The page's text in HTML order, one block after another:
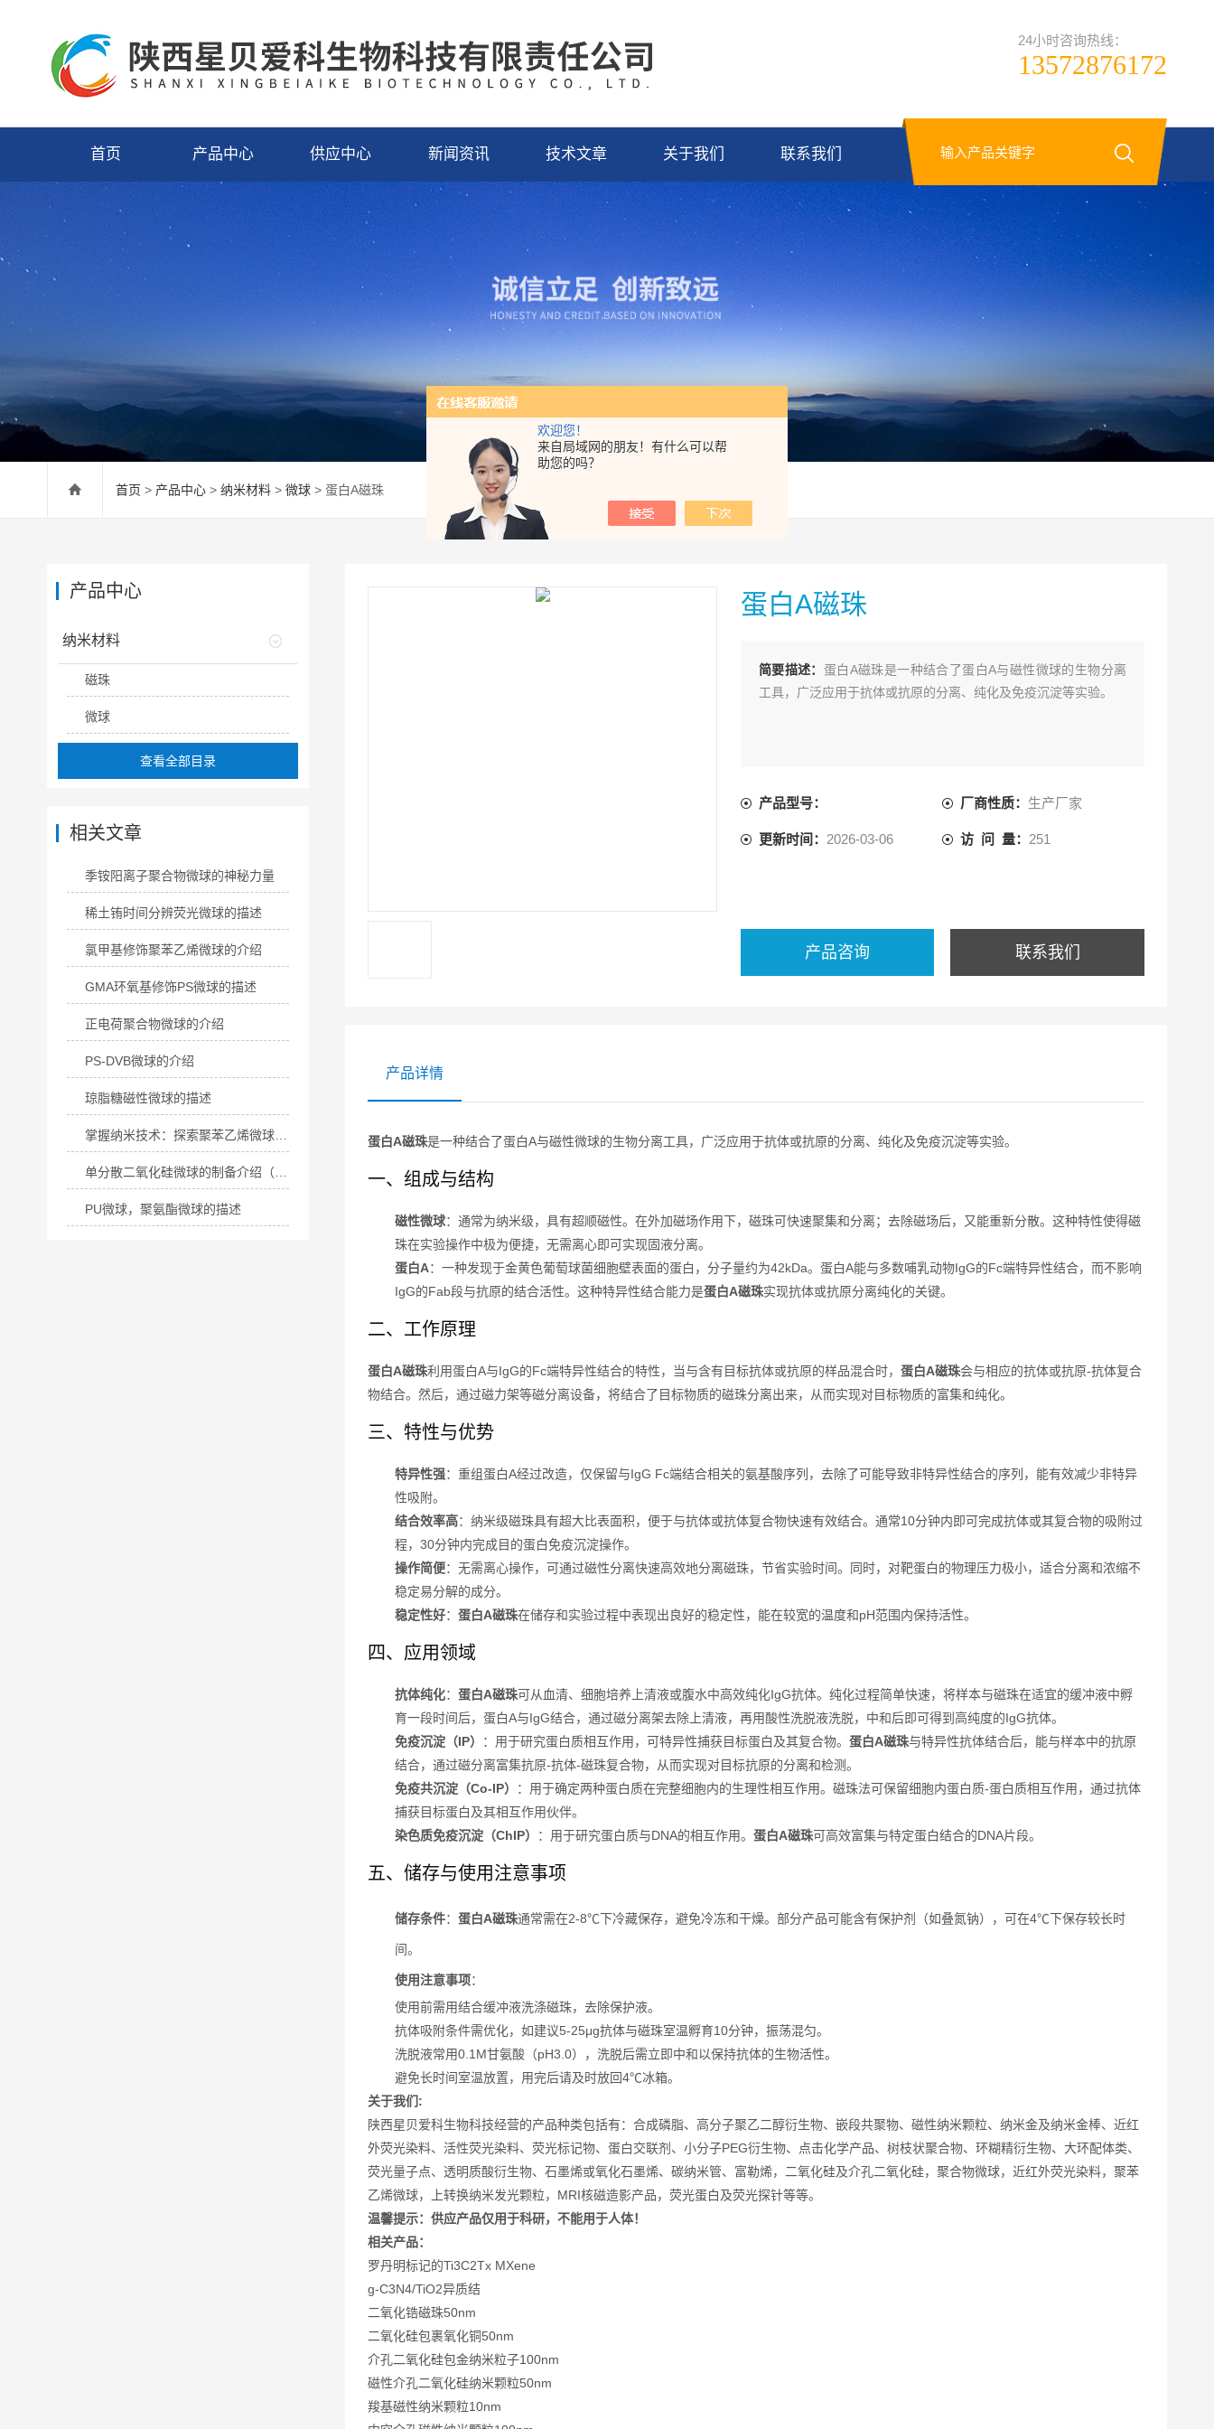
欢迎您！
来自局域网的朋友！有什么可以帮
助您的吗？
24小时咨询热线：
13572876172
首页 产品中心 供应中心 新闻资讯 技术文章 关于我们 联系我们
首页 > 产品中心 > 纳米材料 > 微球 > 蛋白A磁珠
蛋白A磁珠
简要描述： 蛋白A磁珠是一种结合了蛋白A与磁性微球的生物分离
工具，广泛应用于抗体或抗原的分离、纯化及免疫沉淀等实验。
产品型号： 厂商性质： 生产厂家
更新时间： 2026-03-06 访 问 量： 251
产品咨询 联系我们
产品详情
蛋白A磁珠是一种结合了蛋白A与磁性微球的生物分离工具，广泛应用于抗体或抗原的分离、纯化及免疫沉淀等实验。
一、组成与结构
磁性微球：通常为纳米级，具有超顺磁性。在外加磁场作用下，磁珠可快速聚集和分离；去除磁场后，又能重新分散。这种特性使得磁
珠在实验操作中极为便捷，无需离心即可实现固液分离。
蛋白A：一种发现于金黄色葡萄球菌细胞壁表面的蛋白，分子量约为42kDa。蛋白A能与多数哺乳动物IgG的Fc端特异性结合，而不影响
IgG的Fab段与抗原的结合活性。这种特异性结合能力是蛋白A磁珠实现抗体或抗原分离纯化的关键。
二、工作原理
蛋白A磁珠利用蛋白A与IgG的Fc端特异性结合的特性，当与含有目标抗体或抗原的样品混合时， 蛋白A磁珠会与相应的抗体或抗原-抗体复合
物结合。然后，通过磁力架等磁分离设备，将结合了目标物质的磁珠分离出来，从而实现对目标物质的富集和纯化。
三、特性与优势
特异性强：重组蛋白A经过改造，仅保留与IgG Fc端结合相关的氨基酸序列，去除了可能导致非特异性结合的序列，能有效减少非特异
性吸附。
结合效率高：纳米级磁珠具有超大比表面积，便于与抗体或抗体复合物快速有效结合。通常10分钟内即可完成抗体或其复合物的吸附过
程，30分钟内完成目的蛋白免疫沉淀操作。
操作简便：无需离心操作，可通过磁性分离快速高效地分离磁珠，节省实验时间。同时，对靶蛋白的物理压力极小，适合分离和浓缩不
稳定易分解的成分。
稳定性好： 蛋白A磁珠在储存和实验过程中表现出良好的稳定性，能在较宽的温度和pH范围内保持活性。
四、应用领域
抗体纯化： 蛋白A磁珠可从血清、细胞培养上清液或腹水中高效纯化IgG抗体。纯化过程简单快速，将样本与磁珠在适宜的缓冲液中孵
育一段时间后，蛋白A与IgG结合，通过磁分离架去除上清液，再用酸性洗脱液洗脱，中和后即可得到高纯度的IgG抗体。
免疫沉淀（IP）
：用于研究蛋白质相互作用，可特异性捕获目标蛋白及其复合物。 蛋白A磁珠与特异性抗体结合后，能与样本中的抗原
结合，通过磁分离富集抗原-抗体-磁珠复合物，从而实现对目标抗原的分离和检测。
免疫共沉淀（Co-IP）
：用于确定两种蛋白质在完整细胞内的生理性相互作用。磁珠法可保留细胞内蛋白质-蛋白质相互作用，通过抗体
捕获目标蛋白及其相互作用伙伴。
染色质免疫沉淀（ChIP）
：用于研究蛋白质与DNA的相互作用。 蛋白A磁珠可高效富集与特定蛋白结合的DNA片段。
五、储存与使用注意事项
储存条件： 蛋白A磁珠通常需在2-8℃下冷藏保存，避免冷冻和干燥。部分产品可能含有保护剂（如叠氮钠），可在4℃下保存较长时
间。
使用注意事项：
使用前需用结合缓冲液洗涤磁珠，去除保护液。
抗体吸附条件需优化，如建议5-25μg抗体与磁珠室温孵育10分钟，振荡混匀。
洗脱液常用0.1M甘氨酸（pH3.0），洗脱后需立即中和以保持抗体的生物活性。
避免长时间室温放置，用完后请及时放回4℃冰箱。
关于我们:
陕西星贝爱科生物科技经营的产品种类包括有：合成磷脂、高分子聚乙二醇衍生物、嵌段共聚物、磁性纳米颗粒、纳米金及纳米金棒、近红
外荧光染料、活性荧光染料、荧光标记物、蛋白交联剂、小分子PEG衍生物、点击化学产品、树枝状聚合物、环糊精衍生物、大环配体类、
荧光量子点、透明质酸衍生物、石墨烯或氧化石墨烯、碳纳米管、富勒烯，二氧化硅及介孔二氧化硅，聚合物微球，近红外荧光染料，聚苯
乙烯微球，上转换纳米发光颗粒，MRI核磁造影产品，荧光蛋白及荧光探针等等。
温馨提示：供应产品仅用于科研，不能用于人体！
相关产品：
罗丹明标记的Ti3C2Tx MXene
g-C3N4/TiO2异质结
二氧化锆磁珠50nm
二氧化硅包裹氧化铜50nm
介孔二氧化硅包金纳米粒子100nm
磁性介孔二氧化硅纳米颗粒50nm
羧基磁性纳米颗粒10nm
产品中心
纳米材料
磁珠
微球
查看全部目录
相关文章
季铵阳离子聚合物微球的神秘力量
稀土铕时间分辨荧光微球的描述
氯甲基修饰聚苯乙烯微球的介绍
GMA环氧基修饰PS微球的描述
正电荷聚合物微球的介绍
PS-DVB微球的介绍
琼脂糖磁性微球的描述
掌握纳米技术：探索聚苯乙烯微球粉末的神奇世界，20nm-200um
PU微球，聚氨酯微球的描述